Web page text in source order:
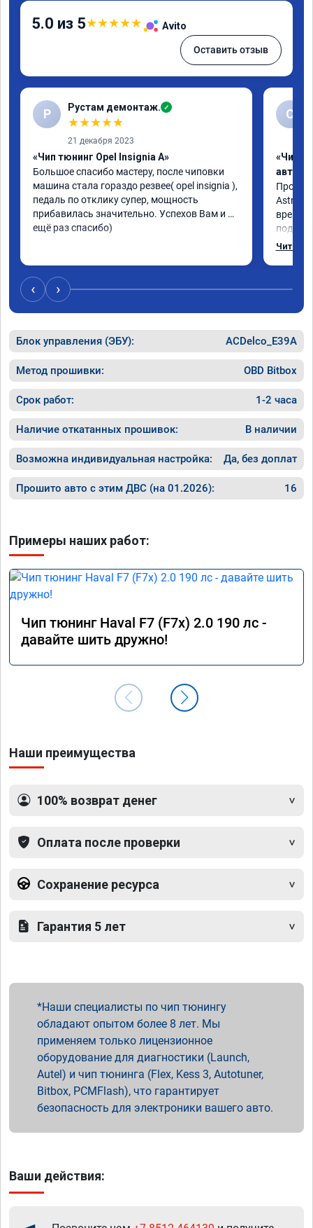
5.0 из 5★★★★★ Avito
Оставить отзыв
Р Рустам демонтаж. ✓
★★★★★
21 декабря 2023
«Чип тюнинг Opel Insignia A»
Большое спасибо мастеру, после чиповки
машина стала гораздо резвее( opel insignia ),
педаль по отклику супер, мощность
прибавилась значительно. Успехов Вам и
ещё раз спасибо)
С
«Чип
Astra J
стала
Читать
‹ ›
Блок управления (ЭБУ): ACDelco_E39A
Метод прошивки: OBD Bitbox
Срок работ: 1-2 часа
Наличие откатанных прошивок: В наличии
Возможна индивидуальная настройка: Да, без доплат
Прошито авто с этим ДВС (на 01.2026): 16
Примеры наших работ:
Чип тюнинг Haval F7 (F7x) 2.0 190 лс -
давайте шить дружно!
Наши преимущества
100% возврат денег
Оплата после проверки
Сохранение ресурса
Гарантия 5 лет
Наши специалисты по чип тюнингу
обладают опытом более 8 лет. Мы
применяем только лицензионное
оборудование для диагностики (Launch,
Autel) и чип тюнинга (Flex, Kess 3, Autotuner,
Bitbox, PCMFlash), что гарантирует
безопасность для электроники вашего авто.
Ваши действия: